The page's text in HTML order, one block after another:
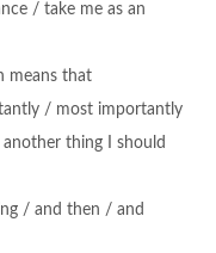
/ take me as an
means that
/ most importantly
thing I should
/ and then / and